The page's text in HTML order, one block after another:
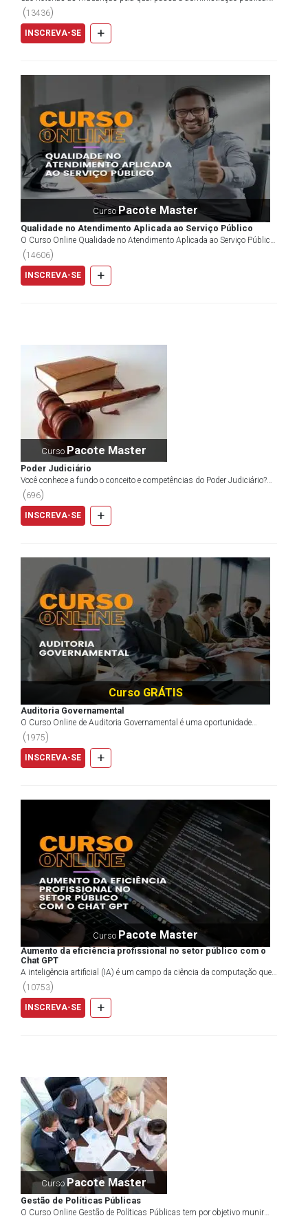
Questionar, refletir e conhecer essas transformaç...
(13436)
INSCREVA-SE +
CursoPacote Master
Qualidade no Atendimento Aplicada ao Serviço Público
O Curso Online Qualidade no Atendimento Aplicada ao Serviço Público
tem o objetivo de promover um aprofundamento em...
(14606)
INSCREVA-SE +
Curso Pacote Master
Poder Judiciário
Você conhece a fundo o conceito e competências do Poder Judiciário?
Organização dos poderes é um dos assuntos mais...
(696)
INSCREVA-SE +
Curso GRÁTIS
Auditoria Governamental
O Curso Online de Auditoria Governamental é uma oportunidade
imperdível para fortalecer seu conhecimento teórico em...
(1975)
INSCREVA-SE +
Curso Pacote Master
Aumento da eficiência profissional no setor público com o
Chat GPT
A inteligência artificial (IA) é um campo da ciência da computação que
se concentra em criar máquinas capazes de re...
(10753)
INSCREVA-SE +
Curso Pacote Master
Gestão de Políticas Públicas
O Curso Online Gestão de Políticas Públicas tem por objetivo munir